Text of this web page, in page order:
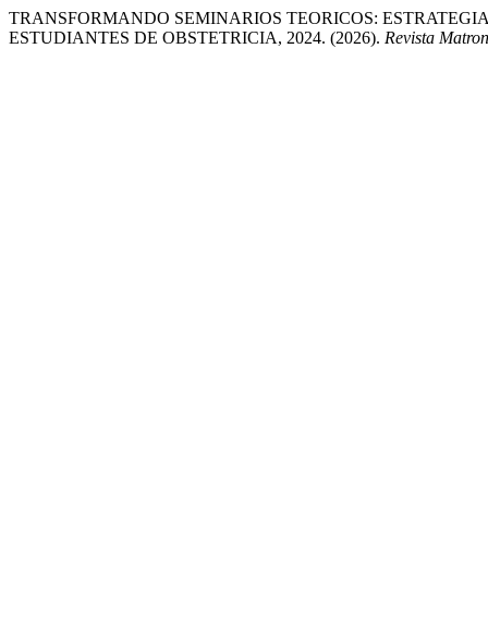
TRANSFORMANDO SEMINARIOS TEORICOS:
ESTUDIANTES DE OBSTETRICIA, 2024. (2026). Revista